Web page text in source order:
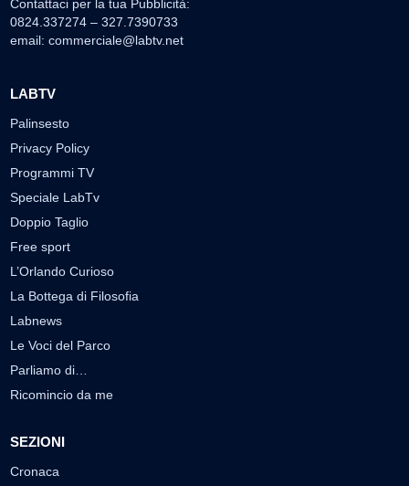
Contattaci per la tua Pubblicità:
0824.337274 – 327.7390733
email: commerciale@labtv.net
LABTV
Palinsesto
Privacy Policy
Programmi TV
Speciale LabTv
Doppio Taglio
Free sport
L’Orlando Curioso
La Bottega di Filosofia
Labnews
Le Voci del Parco
Parliamo di…
Ricomincio da me
SEZIONI
Cronaca